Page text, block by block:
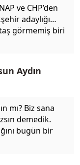
ve CHP’den
adaylığı…
görmemiş biri
Aydın
mı? Biz sana
demedik.
bugün bir